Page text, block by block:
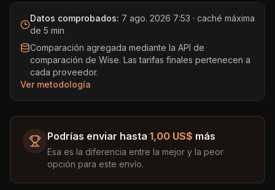
Datos comprobados: 7 ago. 2026 7:53 · caché máxima
de 5 min
Comparación agregada mediante la API de
comparación de Wise. Las tarifas finales pertenecen a
cada proveedor.
Ver metodología
Podrías enviar hasta 1,00 US$ más
Esa es la diferencia entre la mejor y la peor
opción para este envío.